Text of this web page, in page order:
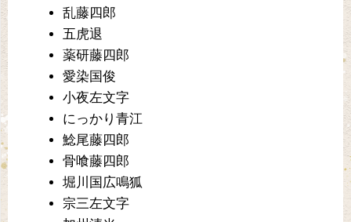
乱藤四郎
五虎退
薬研藤四郎
愛染国俊
小夜左文字
にっかり青江
鯰尾藤四郎
骨喰藤四郎
堀川国広鳴狐
宗三左文字